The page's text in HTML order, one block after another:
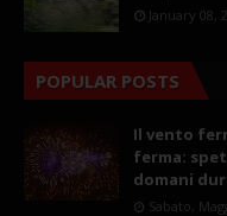
January 08,
POPULAR POSTS
Il vento
ferma:
domani
Sabato,